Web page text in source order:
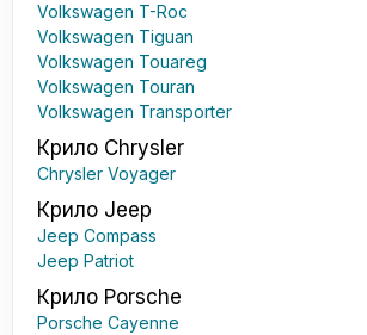
Volkswagen T-Roc
Volkswagen Tiguan
Volkswagen Touareg
Volkswagen Touran
Volkswagen Transporter
Крило Chrysler
Chrysler Voyager
Крило Jeep
Jeep Compass
Jeep Patriot
Крило Porsche
Porsche Cayenne